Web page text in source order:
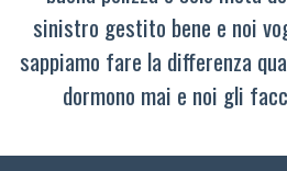
sinistro gestito bene e noi
sappiamo fare la differenza
dormono mai e noi gli